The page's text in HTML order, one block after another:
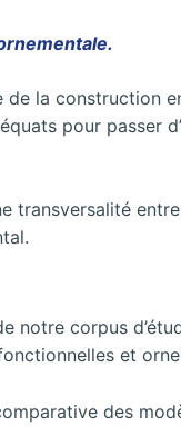
la construction
pour passer
notre corpus
et
des